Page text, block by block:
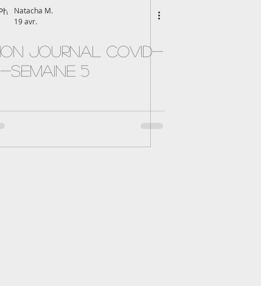
Natacha M.
19 avr.
journal Covid-
semaine 5